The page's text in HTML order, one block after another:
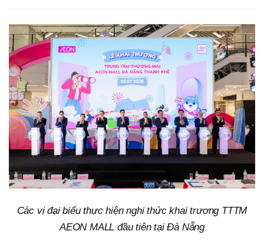
Các vị đại biểu thực hiện nghi thức khai trương TTTM
AEON MALL đầu tiên tại Đà Nẵng